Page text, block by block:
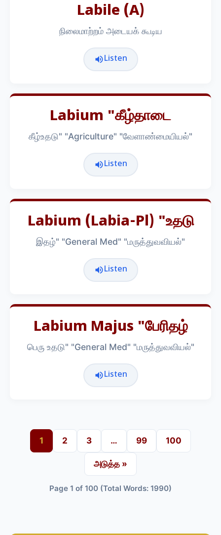
Labile (a)
நிலைமாற்றம் அடையக் கூடிய
Listen
Labium "கீழ்தாடை
கீழ்உதடு" "Agriculture" "வேளாண்மையியல்"
Listen
Labium (labia-Pl) "உதடு
இதழ்" "General Med" "மருத்துவவியல்"
Listen
Labium Majus "பேரிதழ்
பெரு உதடு" "General Med" "மருத்துவவியல்"
Listen
1 2 3 … 99 100
அடுத்த »
Page 1 of 100 (Total Words: 1990)